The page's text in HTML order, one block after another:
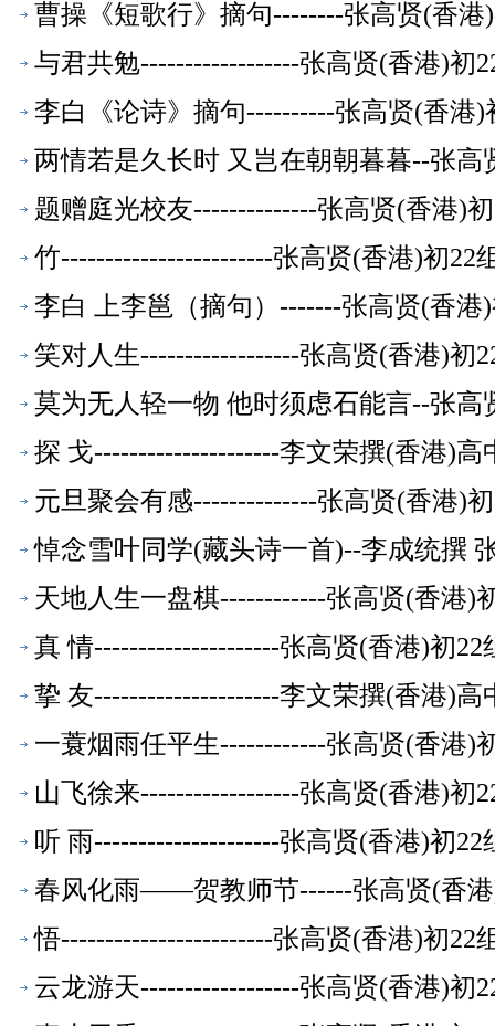
曹操《短歌行》摘句--------张高贤(香港
与君共勉------------------张高贤(香港)初
李白《论诗》摘句----------张高贤(香港)
两情若是久长时 又岂在朝朝暮暮--张高
题赠庭光校友--------------张高贤(香港)
竹------------------------张高贤(香港)初22
李白 上李邕（摘句）-------张高贤(香港
笑对人生------------------张高贤(香港)初
莫为无人轻一物 他时须虑石能言--张高
探 戈---------------------李文荣撰(香港)
元旦聚会有感--------------张高贤(香港)
悼念雪叶同学(藏头诗一首)--李成统撰
天地人生一盘棋------------张高贤(香港)
真 情---------------------张高贤(香港)初22
挚 友---------------------李文荣撰(香港)
一蓑烟雨任平生------------张高贤(香港)
山飞徐来------------------张高贤(香港)初
听 雨---------------------张高贤(香港)初22
春风化雨——贺教师节------张高贤(香港
悟------------------------张高贤(香港)初22
云龙游天------------------张高贤(香港)初